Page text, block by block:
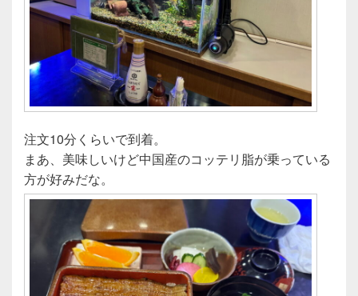
注文10分くらいで到着。
まあ、美味しいけど中国産のコッテリ脂が乗っている
方が好みだな。